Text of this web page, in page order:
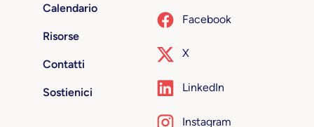
Calendario
Risorse
Contatti
Sostienici
Facebook
X
LinkedIn
Instagram